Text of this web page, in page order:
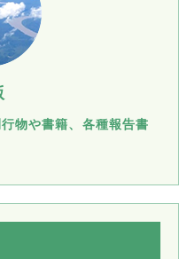
物や書籍、各種報告書